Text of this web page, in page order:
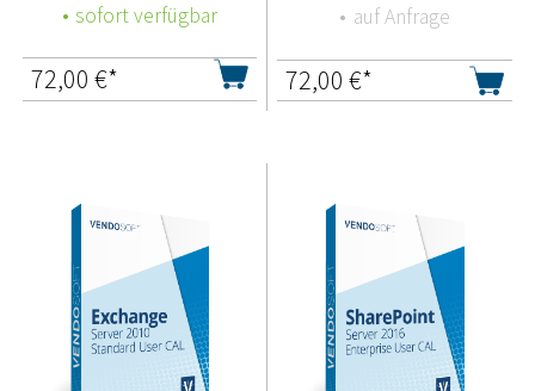
sofort verfügbar
72,00 €*
auf Anfrage
72,00 €*